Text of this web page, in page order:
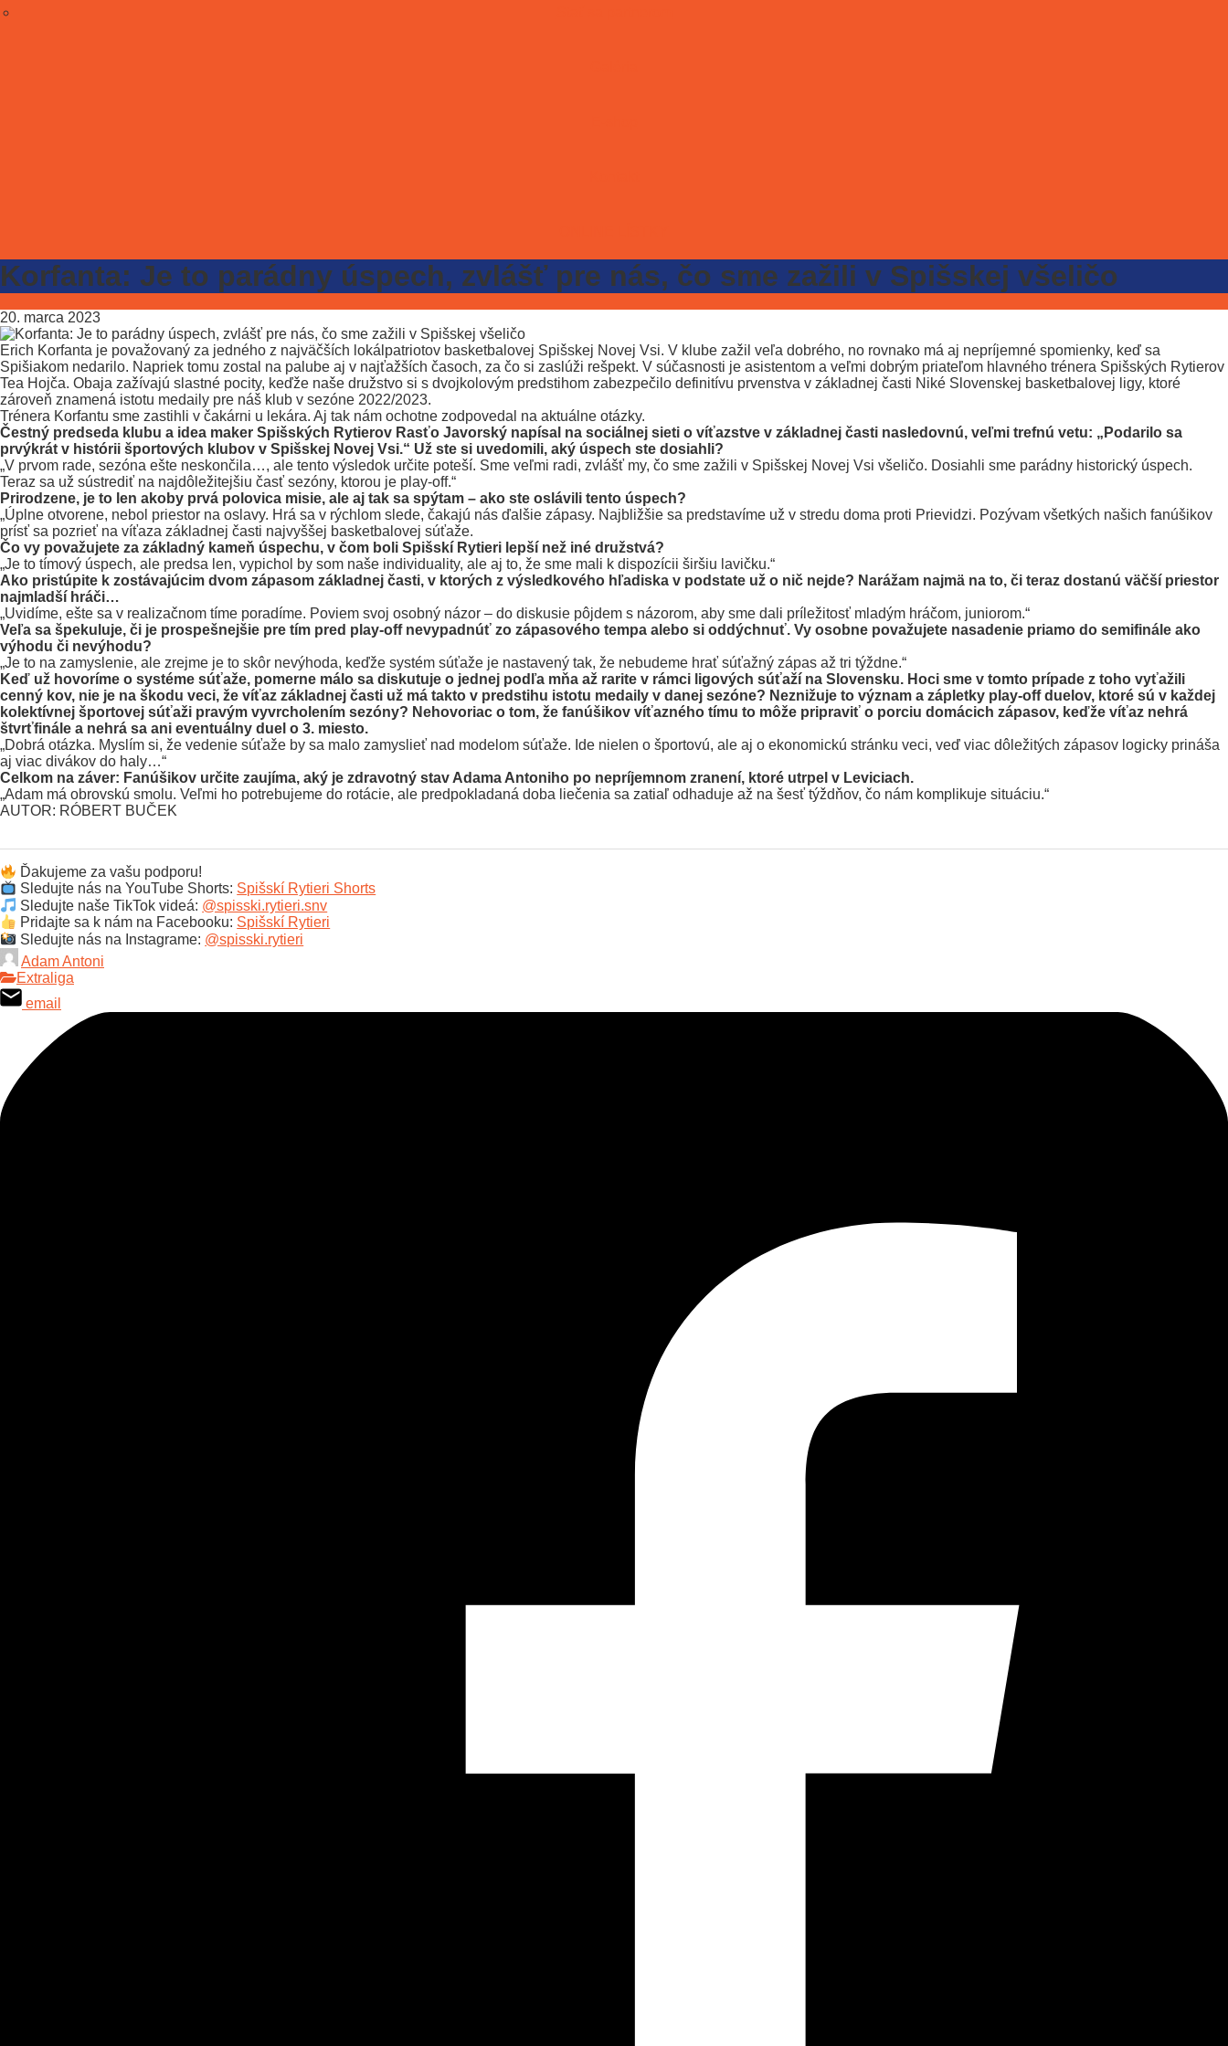
Korfanta: Je to parádny úspech, zvlášť pre nás, čo sme zažili v Spišskej všeličo
20. marca 2023
Erich Korfanta je považovaný za jedného z najväčších lokálpatriotov basketbalovej Spišskej Novej Vsi. V klube zažil veľa dobrého, no rovnako má aj nepríjemné spomienky, keď sa
Spišiakom nedarilo. Napriek tomu zostal na palube aj v najťažších časoch, za čo si zaslúži rešpekt. V súčasnosti je asistentom a veľmi dobrým priateľom hlavného trénera Spišských Rytierov
Tea Hojča. Obaja zažívajú slastné pocity, keďže naše družstvo si s dvojkolovým predstihom zabezpečilo definitívu prvenstva v základnej časti Niké Slovenskej basketbalovej ligy, ktoré
zároveň znamená istotu medaily pre náš klub v sezóne 2022/2023.
Trénera Korfantu sme zastihli v čakárni u lekára. Aj tak nám ochotne zodpovedal na aktuálne otázky.
Čestný predseda klubu a idea maker Spišských Rytierov Rasťo Javorský napísal na sociálnej sieti o víťazstve v základnej časti nasledovnú, veľmi trefnú vetu: „Podarilo sa
prvýkrát v histórii športových klubov v Spišskej Novej Vsi.“ Už ste si uvedomili, aký úspech ste dosiahli?
„V prvom rade, sezóna ešte neskončila…, ale tento výsledok určite poteší. Sme veľmi radi, zvlášť my, čo sme zažili v Spišskej Novej Vsi všeličo. Dosiahli sme parádny historický úspech.
Teraz sa už sústrediť na najdôležitejšiu časť sezóny, ktorou je play-off.“
Prirodzene, je to len akoby prvá polovica misie, ale aj tak sa spýtam – ako ste oslávili tento úspech?
„Úplne otvorene, nebol priestor na oslavy. Hrá sa v rýchlom slede, čakajú nás ďalšie zápasy. Najbližšie sa predstavíme už v stredu doma proti Prievidzi. Pozývam všetkých našich fanúšikov
prísť sa pozrieť na víťaza základnej časti najvyššej basketbalovej súťaže.
Čo vy považujete za základný kameň úspechu, v čom boli Spišskí Rytieri lepší než iné družstvá?
„Je to tímový úspech, ale predsa len, vypichol by som naše individuality, ale aj to, že sme mali k dispozícii širšiu lavičku.“
Ako pristúpite k zostávajúcim dvom zápasom základnej časti, v ktorých z výsledkového hľadiska v podstate už o nič nejde? Narážam najmä na to, či teraz dostanú väčší priestor
najmladší hráči…
„Uvidíme, ešte sa v realizačnom tíme poradíme. Poviem svoj osobný názor – do diskusie pôjdem s názorom, aby sme dali príležitosť mladým hráčom, juniorom.“
Veľa sa špekuluje, či je prospešnejšie pre tím pred play-off nevypadnúť zo zápasového tempa alebo si oddýchnuť. Vy osobne považujete nasadenie priamo do semifinále ako
výhodu či nevýhodu?
„Je to na zamyslenie, ale zrejme je to skôr nevýhoda, keďže systém súťaže je nastavený tak, že nebudeme hrať súťažný zápas až tri týždne.“
Keď už hovoríme o systéme súťaže, pomerne málo sa diskutuje o jednej podľa mňa až rarite v rámci ligových súťaží na Slovensku. Hoci sme v tomto prípade z toho vyťažili
cenný kov, nie je na škodu veci, že víťaz základnej časti už má takto v predstihu istotu medaily v danej sezóne? Neznižuje to význam a zápletky play-off duelov, ktoré sú v každej
kolektívnej športovej súťaži pravým vyvrcholením sezóny? Nehovoriac o tom, že fanúšikov víťazného tímu to môže pripraviť o porciu domácich zápasov, keďže víťaz nehrá
štvrťfinále a nehrá sa ani eventuálny duel o 3. miesto.
„Dobrá otázka. Myslím si, že vedenie súťaže by sa malo zamyslieť nad modelom súťaže. Ide nielen o športovú, ale aj o ekonomickú stránku veci, veď viac dôležitých zápasov logicky prináša
aj viac divákov do haly…“
Celkom na záver: Fanúšikov určite zaujíma, aký je zdravotný stav Adama Antoniho po nepríjemnom zranení, ktoré utrpel v Leviciach.
„Adam má obrovskú smolu. Veľmi ho potrebujeme do rotácie, ale predpokladaná doba liečenia sa zatiaľ odhaduje až na šesť týždňov, čo nám komplikuje situáciu.“
AUTOR: RÓBERT BUČEK
Ďakujeme za vašu podporu!
Sledujte nás na YouTube Shorts: Spišskí Rytieri Shorts
Sledujte naše TikTok videá: @spisski.rytieri.snv
Pridajte sa k nám na Facebooku: Spišskí Rytieri
Sledujte nás na Instagrame: @spisski.rytieri
Adam Antoni
Extraliga
email